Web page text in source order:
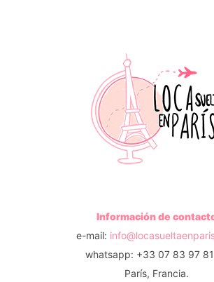
Información de
e-mail:
whatsapp: +33 07 83 97
París, Francia.